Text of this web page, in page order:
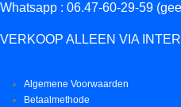
Whatsapp : 06.47-60-29-59
VERKOOP ALLEEN VIA
Algemene Voorwaarden
Betaalmethode